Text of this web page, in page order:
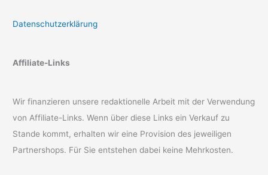
Datenschutzerklärung
Affiliate-Links
Wir finanzieren unsere redaktionelle Arbeit mit der Verwendung
von Affiliate-Links. Wenn über diese Links ein Verkauf zu
Stande kommt, erhalten wir eine Provision des jeweiligen
Partnershops. Für Sie entstehen dabei keine Mehrkosten.